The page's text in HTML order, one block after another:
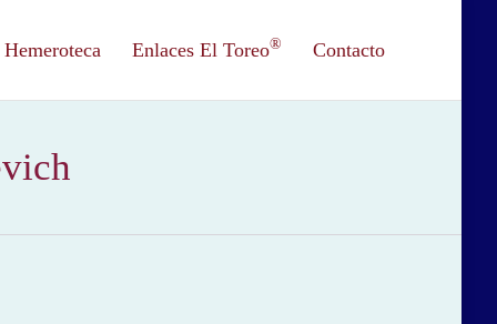
Hemeroteca Enlaces El Toreo® Contacto